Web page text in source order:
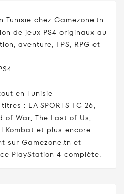
Tunisie chez Gamezone.tn
de jeux PS4 originaux au
aventure, FPS, RPG et
en Tunisie
: EA SPORTS FC 26,
of War, The Last of Us,
Kombat et plus encore.
sur Gamezone.tn et
PlayStation 4 complète.